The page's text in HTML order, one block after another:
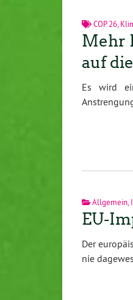
COP 26
Mehr
auf
Es wird
Allgemein,
EU-
Der
nie